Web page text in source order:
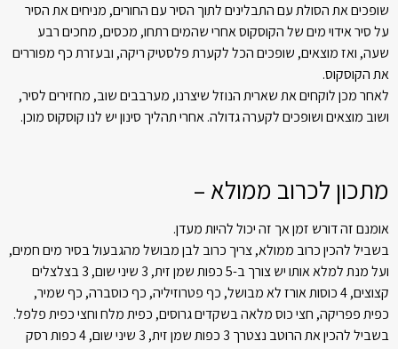
שופכים את הסולת עם התבלינים לתוך הסיר עם החורים, מניחים את הסיר
על סיר אידוי מים של הקוסקוס אחרי שהמים רתחו, מכסים, מחכים רבע
שעה, ואז מוצאים, שופכים הכל לקערת פלסטיק ריקה, ובעזרת כף מפוררים
את הקוסקוס.
לאחר מכן לוקחים את שארית הנוזל שיצרנו, מערבבים שוב, מחזירים לסיר,
ושוב מוצאים ושופכים לקערה גדולה. אחרי תהליך סינון יש לנו קוסקוס מוכן.
מתכון לכרוב ממולא –
אומנם זה דורש זמן אך זה יכול להיות מעדן.
בשביל להכין כרוב ממולא, צריך כרוב לבן מבושל מהגבעול בסיר מים חמים,
ועל מנת למלא אותו יש צורך ב-5 כפות שמן זית, 3 שיני שום, 3 בצלצלים
קצוצים, 4 כוסות אורז לא מבושל, כף פטרוזיליה, כף כוסברה, כף שמיר,
כפית פפריקה, חצי כוס מלאה בשקדים גרוסים, כפית מלח וחצי כפית פלפל.
בשביל להכין את הרוטב נצטרך 3 כפות שמן זית, 3 שיני שום, 4 כפות רסק